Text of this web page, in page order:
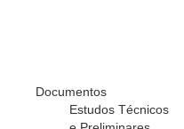
Comissão de
Comitê de Atenção
Documentos
Estudos Técnicos